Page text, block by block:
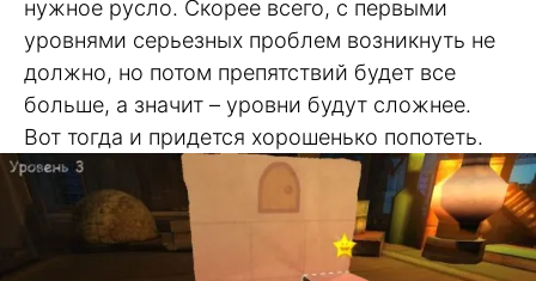
нужное русло. Скорее всего, с первыми
уровнями серьезных проблем возникнуть не
должно, но потом препятствий будет все
больше, а значит – уровни будут сложнее.
Вот тогда и придется хорошенько попотеть.